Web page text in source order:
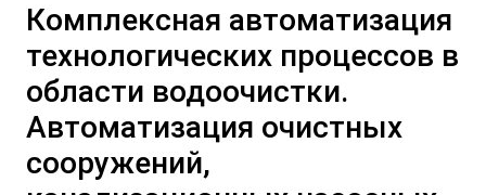
Комплексная автоматизация
технологических процессов в
области водоочистки.
Автоматизация очистных
сооружений,